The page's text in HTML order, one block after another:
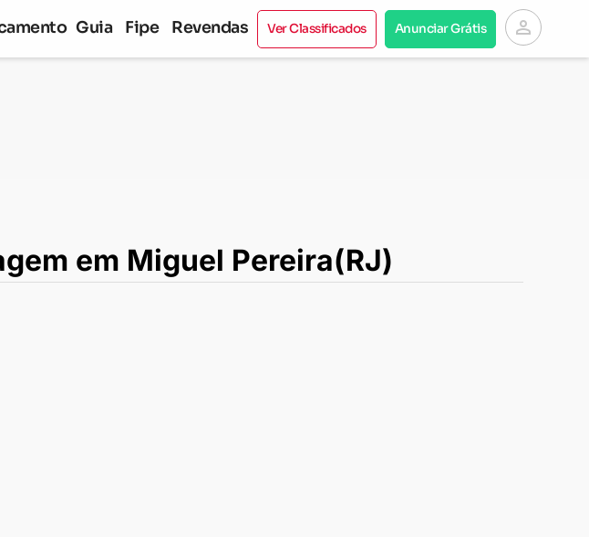
Guia Fipe Revendas Ver Classificados Anunciar Grátis person
em Miguel Pereira(RJ)